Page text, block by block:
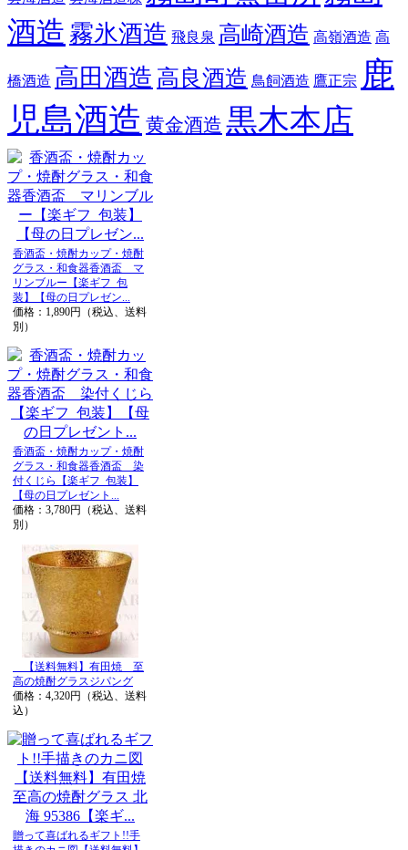
酒造 霧氷酒造 飛良泉 高崎酒造 高嶺酒造 高
橋酒造 高田酒造 高良酒造 鳥飼酒造 鷹正宗 鹿
児島酒造 黄金酒造 黒木本店
香酒盃・焼酎カップ・焼酎
グラス・和食器香酒盃 マ
リンブルー【楽ギフ_包
装】【母の日プレゼン...
価格：1,890円（税込、送料
別）
香酒盃・焼酎カップ・焼酎
グラス・和食器香酒盃 染
付くじら【楽ギフ_包装】
【母の日プレゼント...
価格：3,780円（税込、送料
別）
【送料無料】有田焼 至
高の焼酎グラスジパング
価格：4,320円（税込、送料
込）
贈って喜ばれるギフト!!手